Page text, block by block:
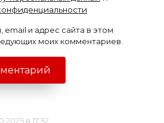
email и адрес сайта в этом
моих комментариев.
в 17:52